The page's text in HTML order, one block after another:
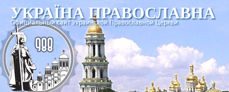
УКРАЇНА ПРАВОСЛАВНА
Официальный сайт Украинской Православной Церкви